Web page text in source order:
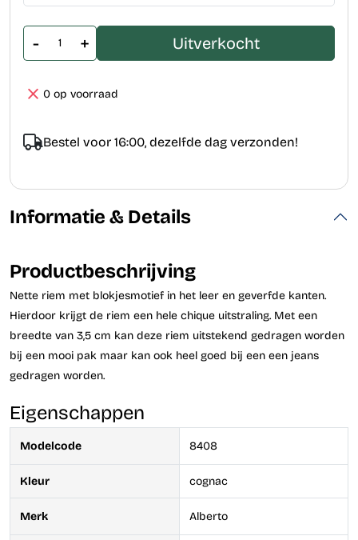
- + Uitverkocht
0 op voorraad
Bestel voor 16:00, dezelfde dag verzonden!
Informatie & Details
Productbeschrijving
Nette riem met blokjesmotief in het leer en geverfde kanten.
Hierdoor krijgt de riem een hele chique uitstraling. Met een
breedte van 3,5 cm kan deze riem uitstekend gedragen worden
bij een mooi pak maar kan ook heel goed bij een een jeans
gedragen worden.
Eigenschappen
Modelcode 8408
Kleur cognac
Merk Alberto